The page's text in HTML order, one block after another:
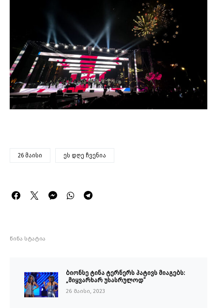
26 მაისი ეს დღე ჩვენია
წინა სტატია
ბიონსე ტინა ტერნერს პატივს მიაგებს:
„მიყვარხარ უსასრულოდ”
26 მაისი, 2023